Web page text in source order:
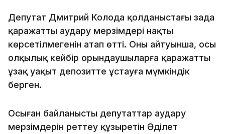
Депутат Дмитрий Колода қолданыстағы заңда
қаражатты аудару мерзімдері нақты
көрсетілмегенін атап өтті. Оның айтуынша, осы
олқылық кейбір орындаушыларға қаражатты
ұзақ уақыт депозитте ұстауға мүмкіндік
берген.
Осыған байланысты депутаттар аудару
мерзімдерін реттеу құзыретін Әділет